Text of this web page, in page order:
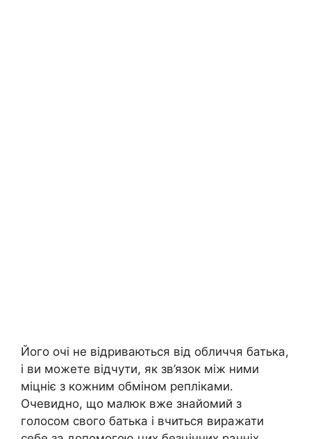
Його очі не відриваються від обличчя батька,
і ви можете відчути, як зв’язок між ними
міцніє з кожним обміном репліками.
Очевидно, що малюк вже знайомий з
голосом свого батька і вчиться виражати